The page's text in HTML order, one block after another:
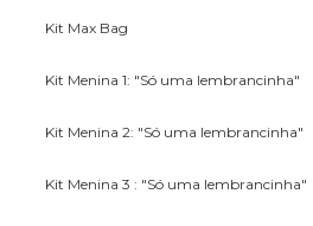
Kit Max Bag
Kit Menina 1: "Só uma lembrancinha"
Kit Menina 2: "Só uma lembrancinha"
Kit Menina 3 : "Só uma lembrancinha"